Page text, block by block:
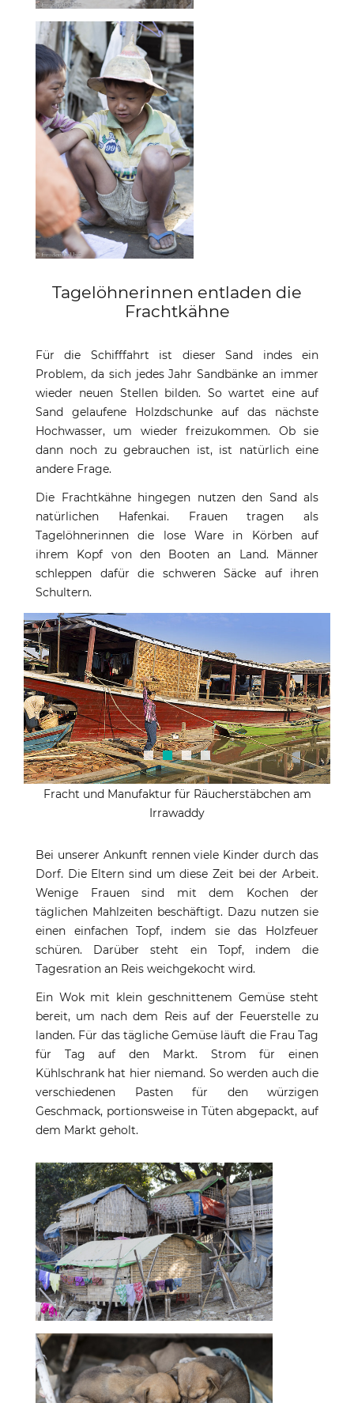
Tagelöhnerinnen entladen die
Frachtkähne
Für die Schifffahrt ist dieser Sand indes ein
Problem, da sich jedes Jahr Sandbänke an immer
wieder neuen Stellen bilden. So wartet eine auf
Sand gelaufene Holzdschunke auf das nächste
Hochwasser, um wieder freizukommen. Ob sie
dann noch zu gebrauchen ist, ist natürlich eine
andere Frage.
Die Frachtkähne hingegen nutzen den Sand als
natürlichen Hafenkai. Frauen tragen als
Tagelöhnerinnen die lose Ware in Körben auf
ihrem Kopf von den Booten an Land. Männer
schleppen dafür die schweren Säcke auf ihren
Schultern.
Fracht und Manufaktur für Räucherstäbchen am
Irrawaddy
Bei unserer Ankunft rennen viele Kinder durch das
Dorf. Die Eltern sind um diese Zeit bei der Arbeit.
Wenige Frauen sind mit dem Kochen der
täglichen Mahlzeiten beschäftigt. Dazu nutzen sie
einen einfachen Topf, indem sie das Holzfeuer
schüren. Darüber steht ein Topf, indem die
Tagesration an Reis weichgekocht wird.
Ein Wok mit klein geschnittenem Gemüse steht
bereit, um nach dem Reis auf der Feuerstelle zu
landen. Für das tägliche Gemüse läuft die Frau Tag
für Tag auf den Markt. Strom für einen
Kühlschrank hat hier niemand. So werden auch die
verschiedenen Pasten für den würzigen
Geschmack, portionsweise in Tüten abgepackt, auf
dem Markt geholt.